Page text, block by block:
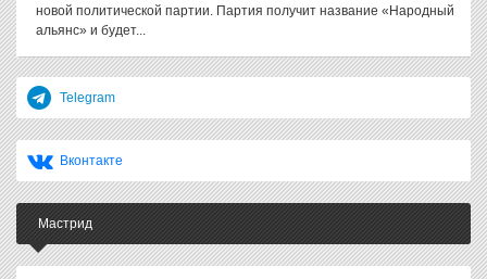
новой политической партии. Партия получит название «Народный
альянс» и будет...
Telegram
Вконтакте
Мастрид